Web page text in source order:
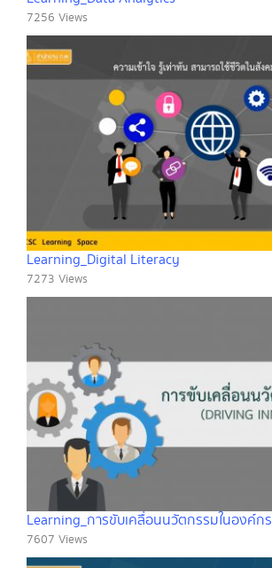
7256 Views
Learning_Digital Literacy
7273 Views
Learning_การขับเคลื่อนนวัตกรรมในองค์กร
7607 Views